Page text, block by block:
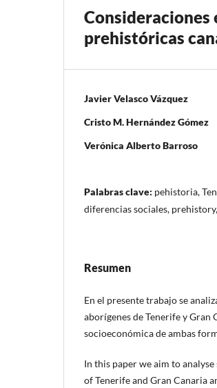
Consideraciones
prehistóricas
Javier Velasco Vázquez
Cristo M. Hernández Gómez
Verónica Alberto Barroso
Palabras clave: pehistoria,
diferencias sociales,
Resumen
En el presente trabajo se
aborígenes de Tenerife y Gran
socioeconómica de ambas
In this paper we aim to
of Tenerife and Gran Canaria